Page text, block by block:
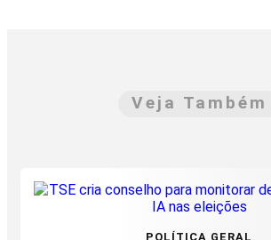
Veja Também
POLÍTICA GERAL